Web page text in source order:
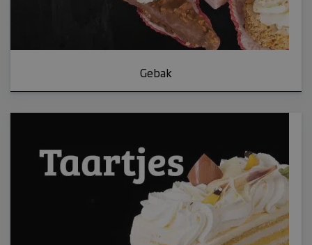
Gebak